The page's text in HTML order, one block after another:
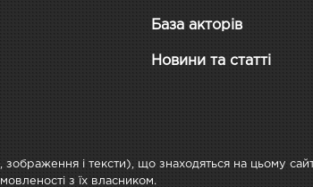
База акторів
Новини та статті
зображення і тексти), що знаходяться на цьому
з їх власником.